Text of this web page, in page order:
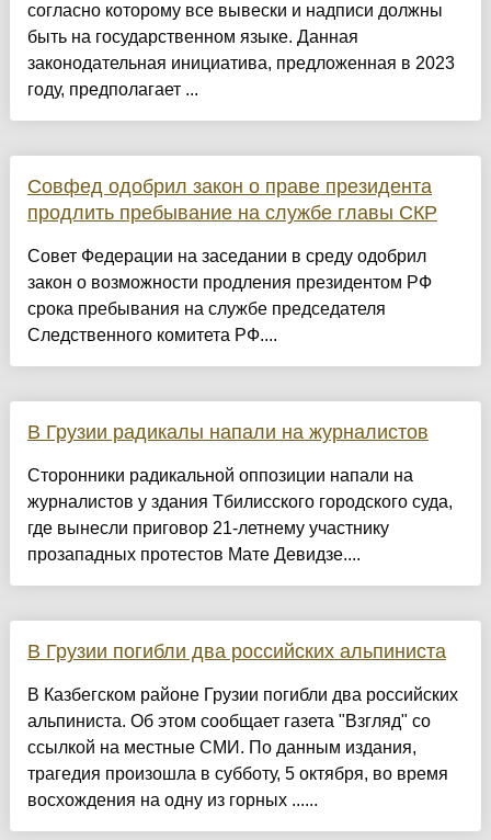
согласно которому все вывески и надписи должны
быть на государственном языке. Данная
законодательная инициатива, предложенная в 2023
году, предполагает ...
Совфед одобрил закон о праве президента
продлить пребывание на службе главы СКР
Совет Федерации на заседании в среду одобрил
закон о возможности продления президентом РФ
срока пребывания на службе председателя
Следственного комитета РФ....
В Грузии радикалы напали на журналистов
Сторонники радикальной оппозиции напали на
журналистов у здания Тбилисского городского суда,
где вынесли приговор 21-летнему участнику
прозападных протестов Мате Девидзе....
В Грузии погибли два российских альпиниста
В Казбегском районе Грузии погибли два российских
альпиниста. Об этом сообщает газета "Взгляд" со
ссылкой на местные СМИ. По данным издания,
трагедия произошла в субботу, 5 октября, во время
восхождения на одну из горных ......